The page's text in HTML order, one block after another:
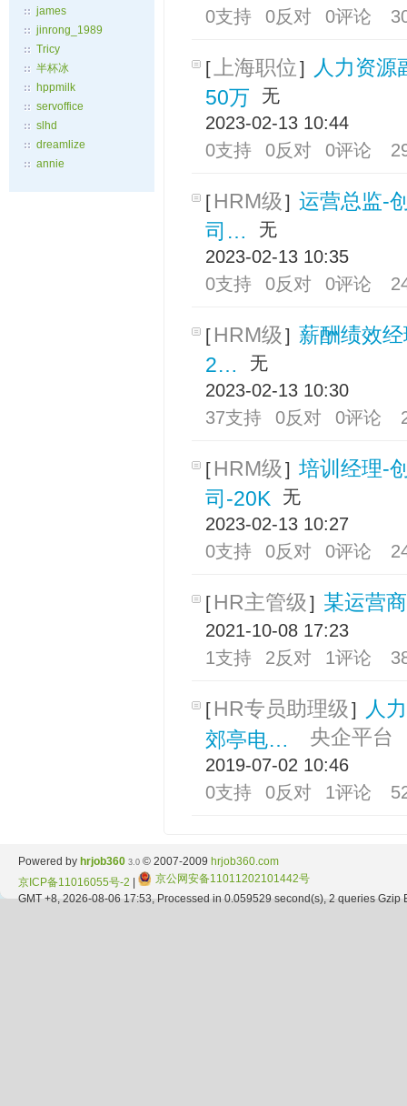
james
jinrong_1989
Tricy
半杯冰
hppmilk
servoffice
slhd
dreamlize
annie
0支持
0反对 0评论
[ 上海职位 ] 人力资源
50万
无
2023-02-13 10:44
0支持
0反对 0评论
[ HRM级] 运营总监-
司…
无
2023-02-13 10:35
0支持
0反对 0评论
[ HRM级] 薪酬绩效
2…
无
2023-02-13 10:30
37支持
0反对 0评论
[ HRM级] 培训经理-
司-20K
无
2023-02-13 10:27
0支持
0反对 0评论
[ HR主管级] 某运营
2021-10-08 17:23
1支持
2反对 1评论
[ HR专员助理级] 人
郊亭电… 央企平台
2019-07-02 10:46
0支持
0反对 1评论
Powered by hrjob360 3.0 © 2007-2009 hrjob360.com
京ICP备11016055号-2
京公网安备11011202101442号
GMT +8, 2026-08-06 17:53, Processed in 0.059529 second(s), 2 queries Gzip